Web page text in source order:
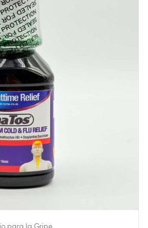
para la Gripe